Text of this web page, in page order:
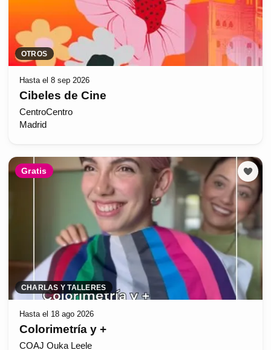
OTROS
Hasta el 8 sep 2026
Cibeles de Cine
CentroCentro
Madrid
Gratis
CHARLAS Y TALLERES
Hasta el 18 ago 2026
Colorimetría y +
COAJ Ouka Leele